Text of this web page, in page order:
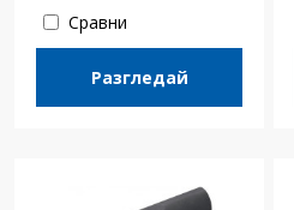
Сравни
Разгледай